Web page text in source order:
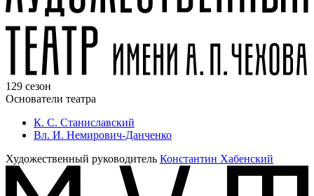
129 сезон
Основатели театра
К. С. Станиславский
Вл. И. Немирович-Данченко
Художественный руководитель Константин Хабенский